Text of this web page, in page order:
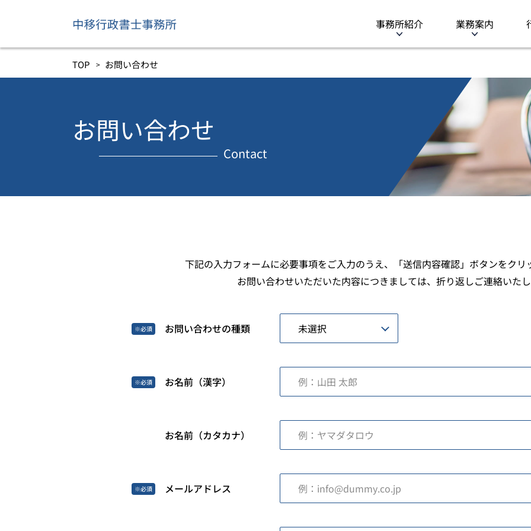
事務所紹介 業務案内
TOP お問い合わせ
お問い合わせ
Contact
下記の入力フォームに必要事項をご入力のうえ、「送信内容確認」ボタンをクリ
お問い合わせいただいた内容につきましては、折り返しご連絡いた
お問い合わせの種類
お名前（漢字）
お名前（カタカナ）
メールアドレス